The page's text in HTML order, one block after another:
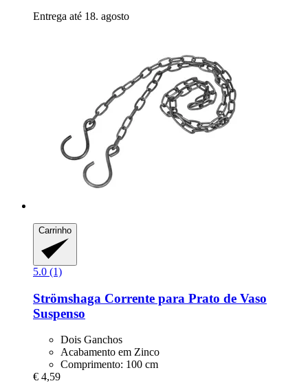
Entrega até 18. agosto
Carrinho
5.0 (1)
Strömshaga Corrente para Prato de Vaso
Suspenso
Dois Ganchos
Acabamento em Zinco
Comprimento: 100 cm
€ 4,59